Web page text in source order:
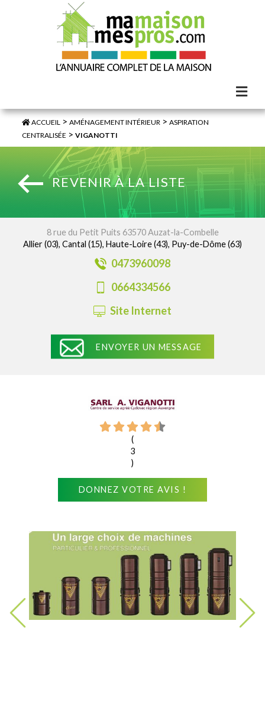
ACCUEIL >AMÉNAGEMENT INTÉRIEUR >ASPIRATION
CENTRALISÉE >VIGANOTTI
REVENIR À LA LISTE
8 rue du Petit Puits 63570 Auzat-la-Combelle
Allier (03), Cantal (15), Haute-Loire (43), Puy-de-Dôme (63)
0473960098
0664334566
Site Internet
ENVOYER UN MESSAGE
(
3
)
DONNEZ VOTRE AVIS !